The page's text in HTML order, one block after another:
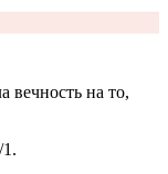
вечность на то,